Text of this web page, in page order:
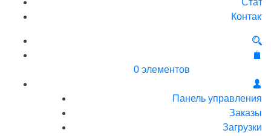
0 элементов
Панель управления
Заказы
Загрузки